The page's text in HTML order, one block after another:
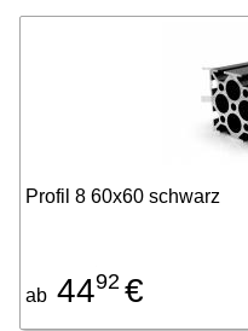
Profil 8 60x60 schwarz
ab 4492 €